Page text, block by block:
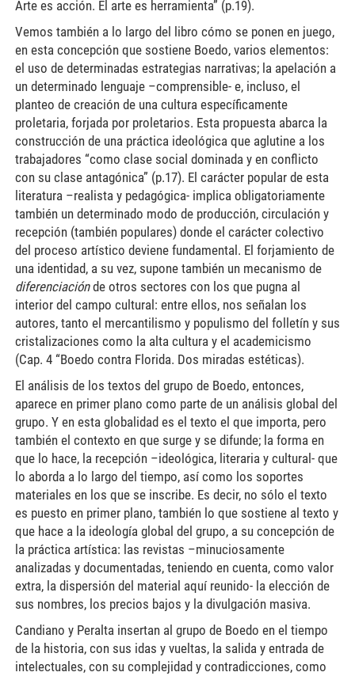
Arte es acción. El arte es herramienta” (p.19).
Vemos también a lo largo del libro cómo se ponen en juego,
en esta concepción que sostiene Boedo, varios elementos:
el uso de determinadas estrategias narrativas; la apelación a
un determinado lenguaje –comprensible- e, incluso, el
planteo de creación de una cultura específicamente
proletaria, forjada por proletarios. Esta propuesta abarca la
construcción de una práctica ideológica que aglutine a los
trabajadores “como clase social dominada y en conflicto
con su clase antagónica” (p.17). El carácter popular de esta
literatura –realista y pedagógica- implica obligatoriamente
también un determinado modo de producción, circulación y
recepción (también populares) donde el carácter colectivo
del proceso artístico deviene fundamental. El forjamiento de
una identidad, a su vez, supone también un mecanismo de
diferenciaciónde otros sectores con los que pugna al
interior del campo cultural: entre ellos, nos señalan los
autores, tanto el mercantilismo y populismo del folletín y sus
cristalizaciones como la alta cultura y el academicismo
(Cap. 4 “Boedo contra Florida. Dos miradas estéticas).
El análisis de los textos del grupo de Boedo, entonces,
aparece en primer plano como parte de un análisis global del
grupo. Y en esta globalidad es el texto el que importa, pero
también el contexto en que surge y se difunde; la forma en
que lo hace, la recepción –ideológica, literaria y cultural- que
lo aborda a lo largo del tiempo, así como los soportes
materiales en los que se inscribe. Es decir, no sólo el texto
es puesto en primer plano, también lo que sostiene al texto y
que hace a la ideología global del grupo, a su concepción de
la práctica artística: las revistas –minuciosamente
analizadas y documentadas, teniendo en cuenta, como valor
extra, la dispersión del material aquí reunido- la elección de
sus nombres, los precios bajos y la divulgación masiva.
Candiano y Peralta insertan al grupo de Boedo en el tiempo
de la historia, con sus idas y vueltas, la salida y entrada de
intelectuales, con su complejidad y contradicciones, como